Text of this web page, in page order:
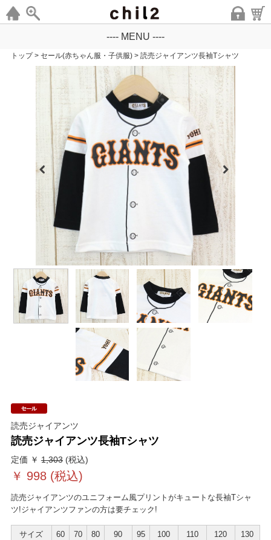
---- MENU ----
トップ > セール(赤ちゃん服・子供服) > 読売ジャイアンツ長袖Tシャツ
読売ジャイアンツ
読売ジャイアンツ長袖Tシャツ
定価 ￥ 1,303(税込)
￥ 998(税込)
読売ジャイアンツのユニフォーム風プリントがキュートな長袖Tシャ
ツ!ジャイアンツファンの方は要チェック!
サイズ 60 70 80 90 95 100 110 120 130